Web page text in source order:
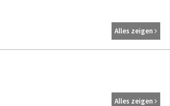
Alles zeigen
Alles zeigen